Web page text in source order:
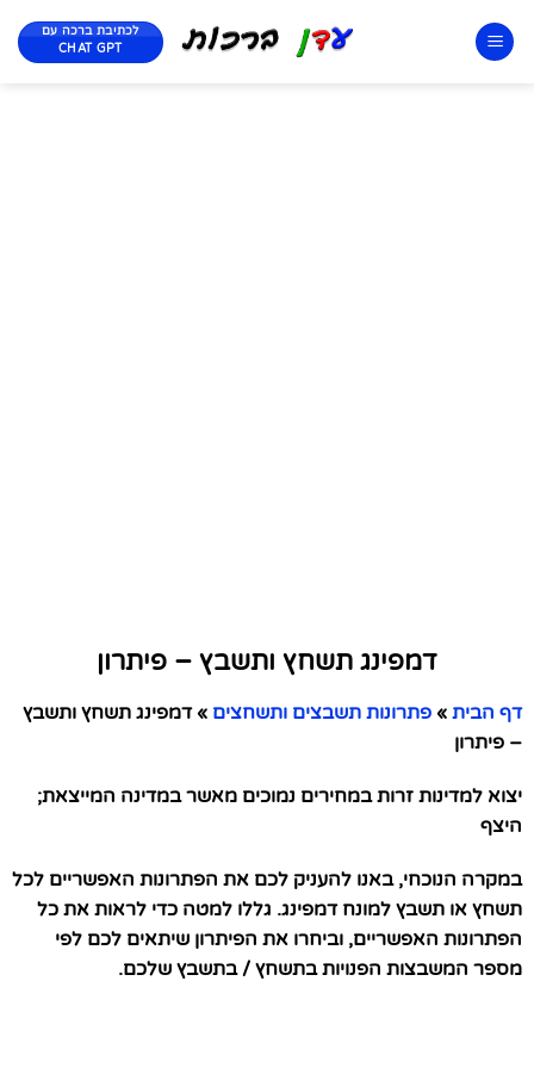
לכתיבת ברכה עם
CHAT GPT
דמפינג תשחץ ותשבץ – פיתרון
דף הבית » פתרונות תשבצים ותשחצים » דמפינג תשחץ ותשבץ
– פיתרון
יצוא למדינות זרות במחירים נמוכים מאשר במדינה המייצאת;
היצף
במקרה הנוכחי, באנו להעניק לכם את הפתרונות האפשריים לכל
תשחץ או תשבץ למונח דמפינג. גללו למטה כדי לראות את כל
הפתרונות האפשריים, וביחרו את הפיתרון שיתאים לכם לפי
מספר המשבצות הפנויות בתשחץ / בתשבץ שלכם.